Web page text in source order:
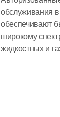
обслуживания
обеспечивают
широкому
жидкостных и